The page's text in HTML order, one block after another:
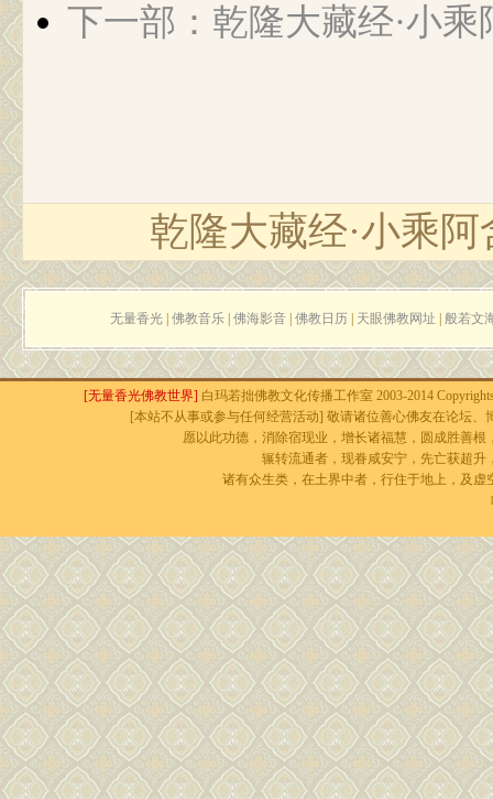
下一部：乾隆大藏经·小
乾隆大藏经·小乘
无量香光 佛教音乐 佛海影音 佛教日历 天眼佛教网址 般若文
[无量香光佛教世界] 白玛若拙佛教文化传播工作室 2003-2014
[本站不从事或参与任何经营活动] 敬请诸位善心佛友在论坛
愿以此功德，消除宿现业，增长诸福慧，圆成胜善
辗转流通者，现眷咸安宁，先亡获超
诸有众生类，在土界中者，行住于地上，及